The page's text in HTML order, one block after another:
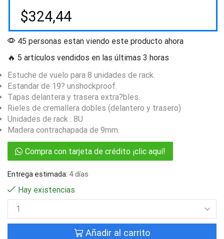
$324,44
45 personas estan viendo este producto ahora
🔥 5 artículos vendidos en las últimas 3 horas
Estuche de vuelo para 8 unidades de rack.
Estandar de 19? unshockproof.
Tapas delantera y trasera extra?bles.
Rieles de cremallera dobles (delantero y trasero)
Unidades de rack : 8U
Madera contrachapada de 9mm.
Compra con tarjeta de crédito ¡clic aquí!
Entrega estimada: 4 días
Hay existencias
Añadir al carrito